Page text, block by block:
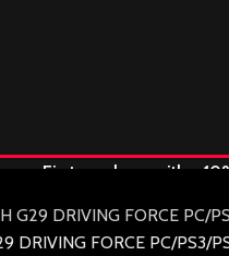
First purchase with a
G29 DRIVING FORCE PC/